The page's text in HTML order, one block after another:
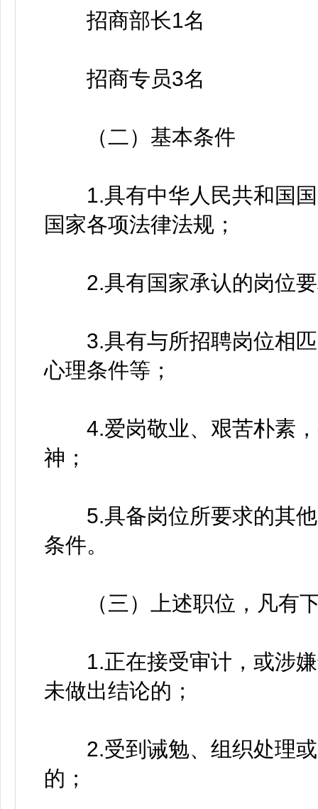
招商部长1名
招商专员3名
（二）基本条件
1.具有中华人民共和国国
国家各项法律法规；
2.具有国家承认的岗位要
3.具有与所招聘岗位相匹
心理条件等；
4.爱岗敬业、艰苦朴素，
神；
5.具备岗位所要求的其他
条件。
（三）上述职位，凡有下
1.正在接受审计，或涉嫌
未做出结论的；
2.受到诫勉、组织处理或
的；